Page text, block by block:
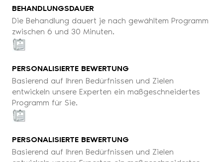
BEHANDLUNGSDAUER
Die Behandlung dauert je nach gewähltem Programm
zwischen 6 und 30 Minuten.
PERSONALISIERTE BEWERTUNG
Basierend auf Ihren Bedürfnissen und Zielen
entwickeln unsere Experten ein maßgeschneidertes
Programm für Sie.
PERSONALISIERTE BEWERTUNG
Basierend auf Ihren Bedürfnissen und Zielen